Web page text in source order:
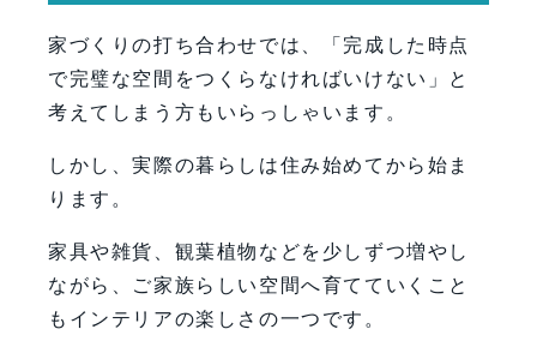
家づくりの打ち合わせでは、「完成した時点
で完璧な空間をつくらなければいけない」と
考えてしまう方もいらっしゃいます。
しかし、実際の暮らしは住み始めてから始ま
ります。
家具や雑貨、観葉植物などを少しずつ増やし
ながら、ご家族らしい空間へ育てていくこと
もインテリアの楽しさの一つです。